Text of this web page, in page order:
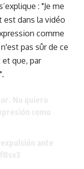
: "Je me
dans la vidéo
comme
pas sûr de ce
que, par